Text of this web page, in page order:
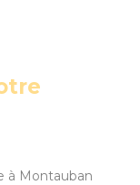
à Montauban